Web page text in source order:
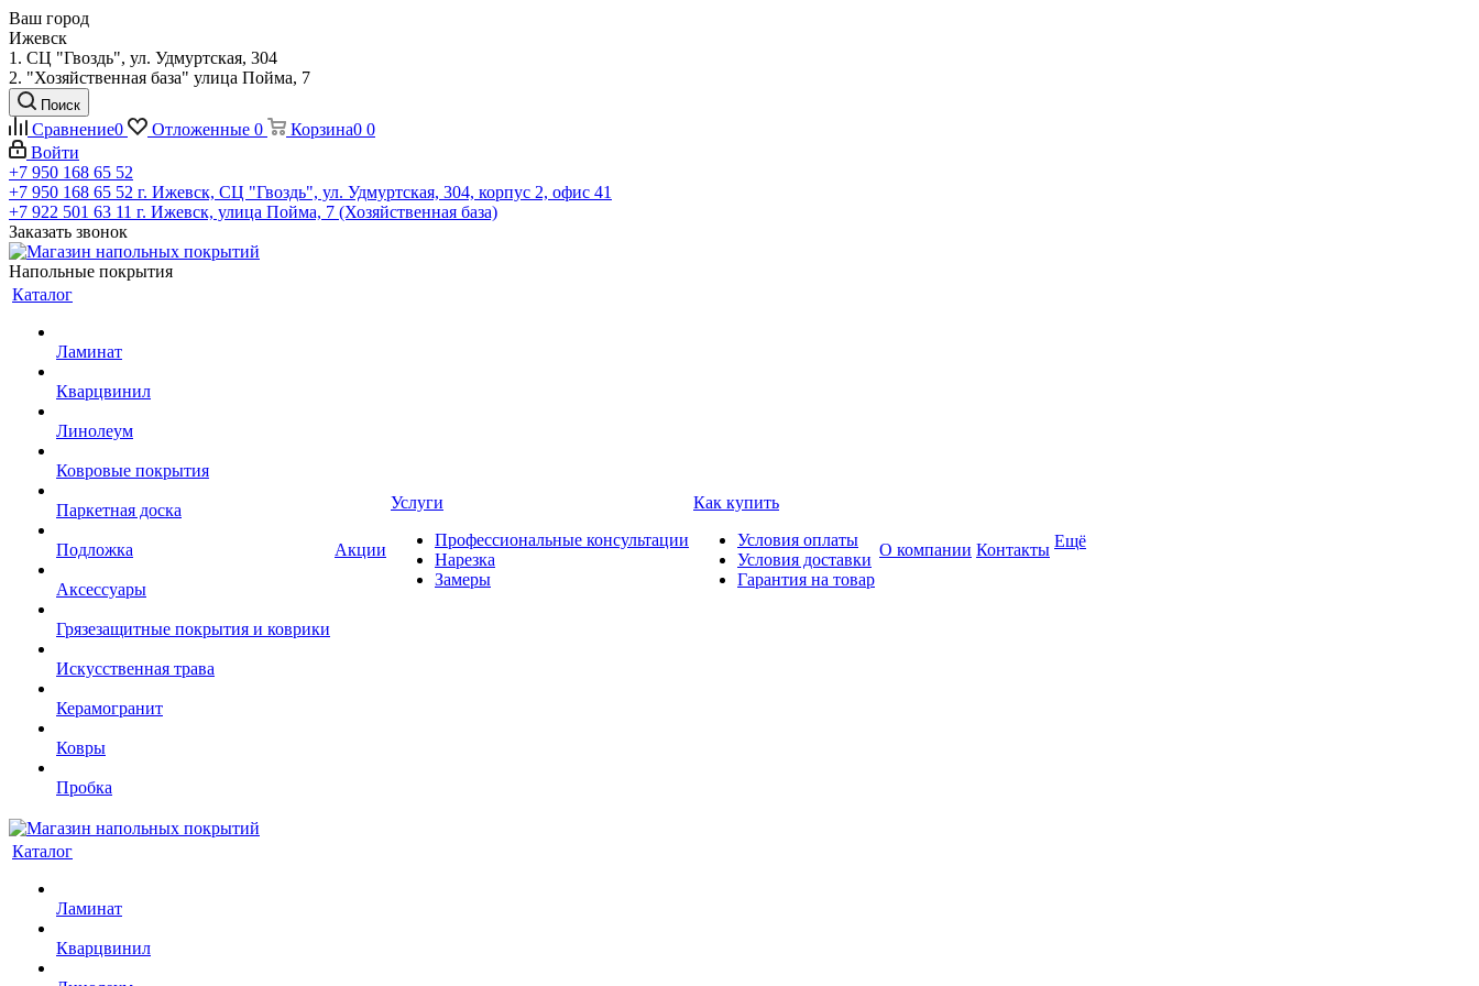
Ваш город
Ижевск
1. СЦ "Гвоздь", ул. Удмуртская, 304
2. "Хозяйственная база" улица Пойма, 7
Поиск
Сравнение0 Отложенные 0 Корзина0 0
Войти
+7 950 168 65 52
+7 950 168 65 52 г. Ижевск, СЦ "Гвоздь", ул. Удмуртская, 304, корпус 2, офис 41
+7 922 501 63 11 г. Ижевск, улица Пойма, 7 (Хозяйственная база)
Заказать звонок
Напольные покрытия
Каталог
Ламинат
Кварцвинил
Линолеум
Ковровые покрытия
Паркетная доска
Подложка
Аксессуары
Грязезащитные покрытия и коврики
Искусственная трава
Керамогранит
Ковры
Пробка
Акции
Услуги
Профессиональные консультации
Нарезка
Замеры
Как купить
Условия оплаты
Условия доставки
Гарантия на товар
О компании Контакты Ещё
Каталог
Ламинат
Кварцвинил